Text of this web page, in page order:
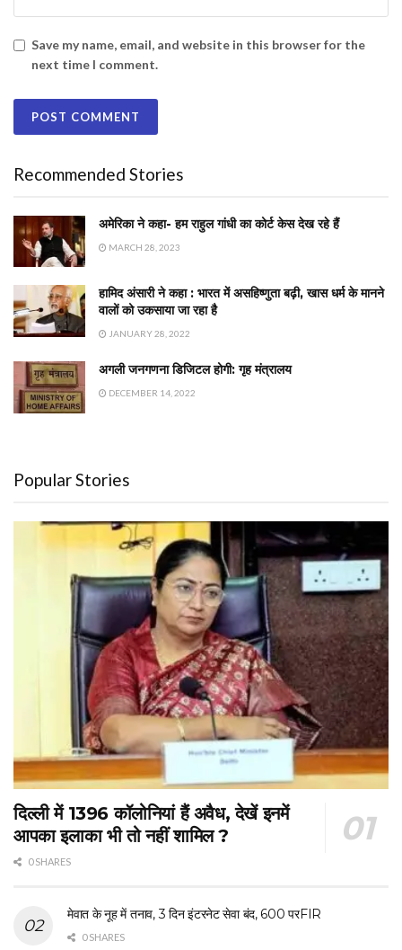
Save my name, email, and website in this browser for the
next time I comment.
Recommended Stories
अमेरिका ने कहा- हम राहुल गांधी का कोर्ट केस देख रहे हैं
MARCH 28, 2023
हामिद अंसारी ने कहा : भारत में असहिष्णुता बढ़ी, खास धर्म के मानने
वालों को उकसाया जा रहा है
JANUARY 28, 2022
अगली जनगणना डिजिटल होगी: गृह मंत्रालय
DECEMBER 14, 2022
Popular Stories
दिल्ली में 1396 कॉलोनियां हैं अवैध, देखें इनमें
आपका इलाका भी तो नहीं शामिल ?
0 SHARES
मेवात के नूह में तनाव, 3 दिन इंटरनेट सेवा बंद, 600 परFIR
0 SHARES